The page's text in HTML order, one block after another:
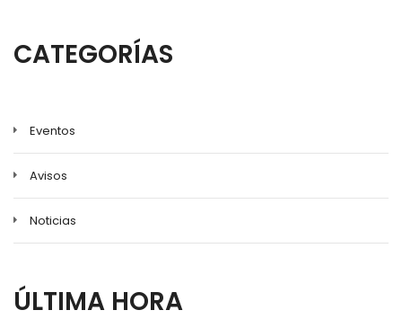
CATEGORÍAS
Eventos
Avisos
Noticias
ÚLTIMA HORA